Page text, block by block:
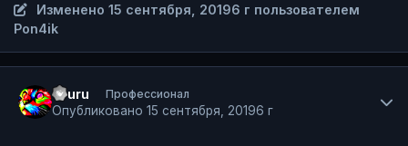
Изменено15 сентября, 20196 г пользователем
Pon4ik
Ururu Профессионал
Опубликовано 15 сентября, 20196 г